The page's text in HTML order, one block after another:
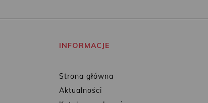
INFORMACJE
Strona główna
Aktualności